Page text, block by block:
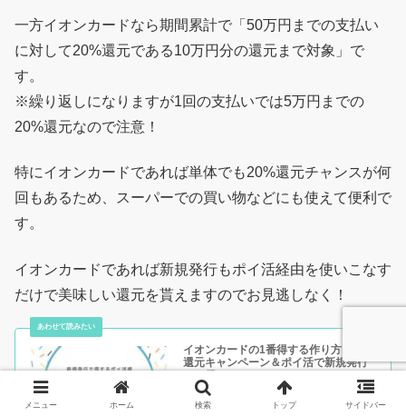
一方イオンカードなら期間累計で「50万円までの支払い
に対して20%還元である10万円分の還元まで対象」で
す。
※繰り返しになりますが1回の支払いでは5万円までの
20%還元なので注意！
特にイオンカードであれば単体でも20%還元チャンスが何
回もあるため、スーパーでの買い物などにも使えて便利で
す。
イオンカードであれば新規発行もポイ活経由を使いこなす
だけで美味しい還元を貰えますのでお見逃しなく！
イオンカードの1番得する作り方！20%
還元キャンペーン＆ポイ活で新規発行
イオンカードには様々なカードがありますが、
その中でもイオンカードセレクトは必見！通常
メニュー ホーム 検索 トップ サイドバー